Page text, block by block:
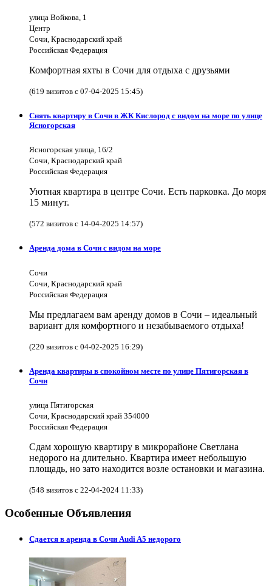
улица Войкова, 1
Центр
Сочи, Краснодарский край
Российская Федерация
Комфортная яхты в Сочи для отдыха с друзьями
(619 визитов с 07-04-2025 15:45)
Снять квартиру в Сочи в ЖК Кислород с видом на море по улице
Ясногорская
Ясногорская улица, 16/2
Сочи, Краснодарский край
Российская Федерация
Уютная квартира в центре Сочи. Есть парковка. До моря
15 минут.
(572 визитов с 14-04-2025 14:57)
Аренда дома в Сочи с видом на море
Сочи
Сочи, Краснодарский край
Российская Федерация
Мы предлагаем вам аренду домов в Сочи – идеальный
вариант для комфортного и незабываемого отдыха!
(220 визитов с 04-02-2025 16:29)
Аренда квартиры в спокойном месте по улице Пятигорская в
Сочи
улица Пятигорская
Сочи, Краснодарский край 354000
Российская Федерация
Сдам хорошую квартиру в микрорайоне Светлана
недорого на длительно. Квартира имеет небольшую
площадь, но зато находится возле остановки и магазина.
(548 визитов с 22-04-2024 11:33)
Особенные Объявления
Сдается в аренда в Сочи Audi A5 недорого